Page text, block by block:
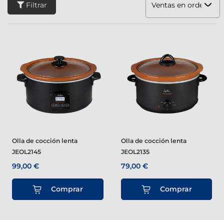
Filtrar Ventas en orden
Olla de cocción lenta
JEOL2145
99,00 €
Comprar
Olla de cocción lenta
JEOL2135
79,00 €
Comprar